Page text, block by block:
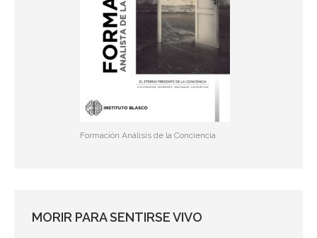
Formación Análisis de la Conciencia
MORIR PARA SENTIRSE VIVO